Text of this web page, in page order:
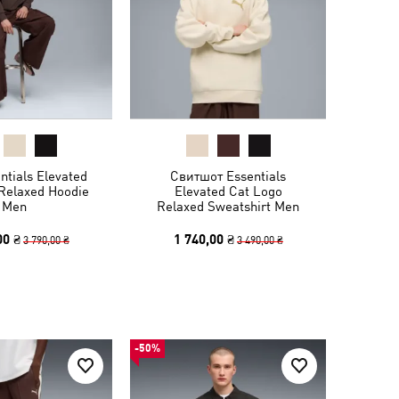
Elevated
Hoodie
Men
₴ 3 790,00 ₴
Свитшот Essentials
Elevated Cat Logo
Relaxed Sweatshirt Men
1 740,00 ₴ 3 490,00 ₴
-50%